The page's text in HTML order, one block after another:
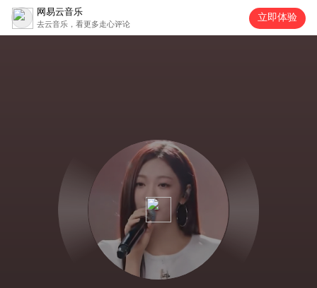
网易云音乐
去云音乐，看更多走心评论
立即体验